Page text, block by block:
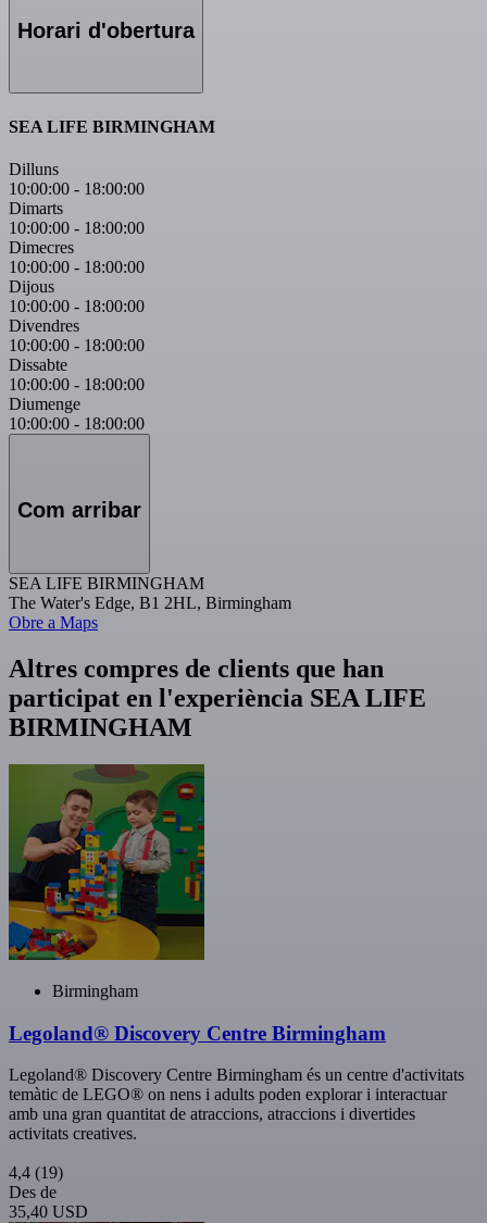
Horari d'obertura
SEA LIFE BIRMINGHAM
Dilluns
10:00:00 - 18:00:00
Dimarts
10:00:00 - 18:00:00
Dimecres
10:00:00 - 18:00:00
Dijous
10:00:00 - 18:00:00
Divendres
10:00:00 - 18:00:00
Dissabte
10:00:00 - 18:00:00
Diumenge
10:00:00 - 18:00:00
Com arribar
SEA LIFE BIRMINGHAM
The Water's Edge, B1 2HL, Birmingham
Obre a Maps
Altres compres de clients que han
participat en l'experiència SEA LIFE
BIRMINGHAM
Birmingham
Legoland® Discovery Centre Birmingham
Legoland® Discovery Centre Birmingham és un centre d'activitats
temàtic de LEGO® on nens i adults poden explorar i interactuar
amb una gran quantitat de atraccions, atraccions i divertides
activitats creatives.
4,4 (19)
Des de
35,40 USD